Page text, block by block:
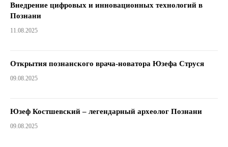
Внедрение цифровых и инновационных технологий в
Познани
11.08.2025
Открытия познанского врача-новатора Юзефа Струся
09.08.2025
Юзеф Костшевский – легендарный археолог Познани
09.08.2025